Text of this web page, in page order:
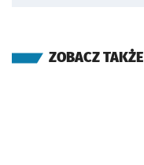
ZOBACZ TAKŻE